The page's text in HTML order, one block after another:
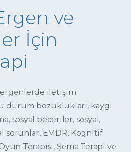
ve
İçin
iletişim
durum bozuklukları, kaygı
sosyal beceriler, sosyal,
sorunlar, EMDR, Kognitif
Terapisi, Şema Terapi ve